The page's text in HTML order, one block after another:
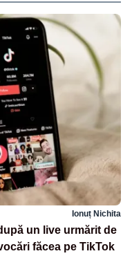
Ionuț Nichita
un live urmărit de
făcea pe TikTok